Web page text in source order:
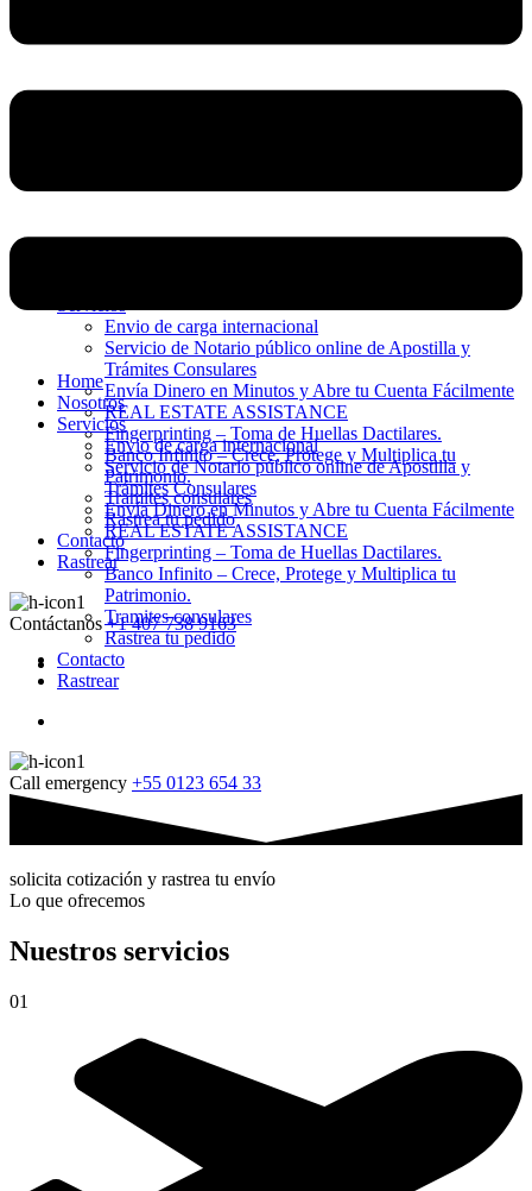
Envio de carga internacional
Servicio de Notario público online de Apostilla y
Trámites Consulares
Envía Dinero en Minutos y Abre tu Cuenta Fácilmente
REAL ESTATE ASSISTANCE
Fingerprinting – Toma de Huellas Dactilares.
Banco Infinito – Crece, Protege y Multiplica tu
Patrimonio.
Tramites consulares
Rastrea tu pedido
Contacto
Rastrear
Contáctanos +1 407 738 9163
Home
Nosotros
Servicios
Envio de carga internacional
Servicio de Notario público online de Apostilla y
Trámites Consulares
Envía Dinero en Minutos y Abre tu Cuenta Fácilmente
REAL ESTATE ASSISTANCE
Fingerprinting – Toma de Huellas Dactilares.
Banco Infinito – Crece, Protege y Multiplica tu
Patrimonio.
Tramites consulares
Rastrea tu pedido
Contacto
Rastrear
Call emergency +55 0123 654 33
solicita cotización y rastrea tu envío
Lo que ofrecemos
Nuestros servicios
01